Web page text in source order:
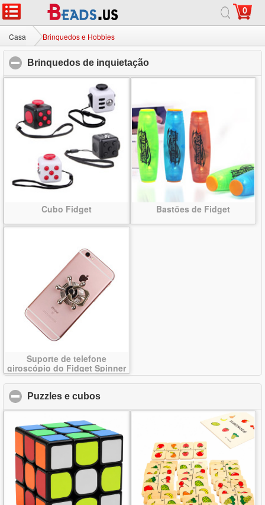
0
Casa Brinquedos e Hobbies
Brinquedos de inquietação
Cubo Fidget Bastões de Fidget
Suporte de telefone
giroscópio do Fidget Spinner
da mão do dedo
Puzzles e cubos
Casa |Sobre|Contate-nos
© 2026 Milky Way jóias Ltd. Todos os direitos reservados.